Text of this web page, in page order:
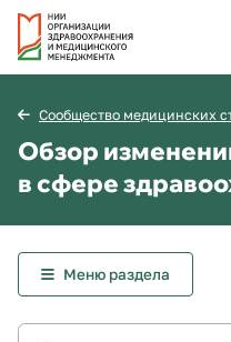
Сообщество медицинских
Обзор
в сфере
Меню раздела